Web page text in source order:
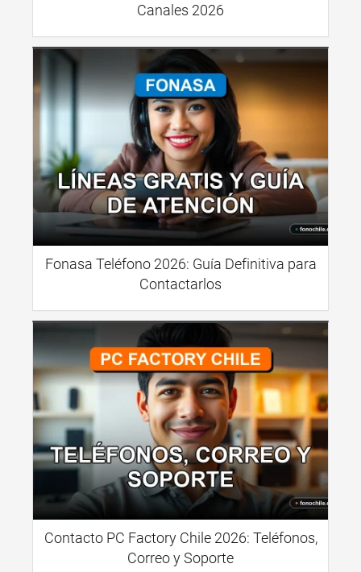
Canales 2026
Fonasa Teléfono 2026: Guía Definitiva para
Contactarlos
Contacto PC Factory Chile 2026: Teléfonos,
Correo y Soporte